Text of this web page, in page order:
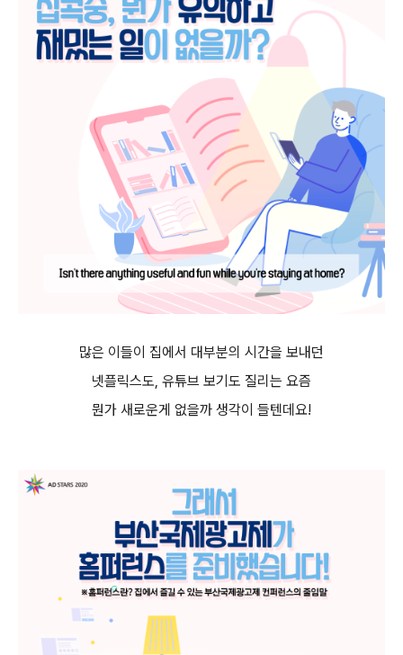
많은 이들이 집에서 대부분의 시간을 보내던
넷플릭스도, 유튜브 보기도 질리는 요즘
뭔가 새로운게 없을까 생각이 들텐데요!